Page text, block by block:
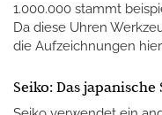
1.000.000 stammt
Da diese Uhren
die Aufzeichnungen
Seiko: Das japanische